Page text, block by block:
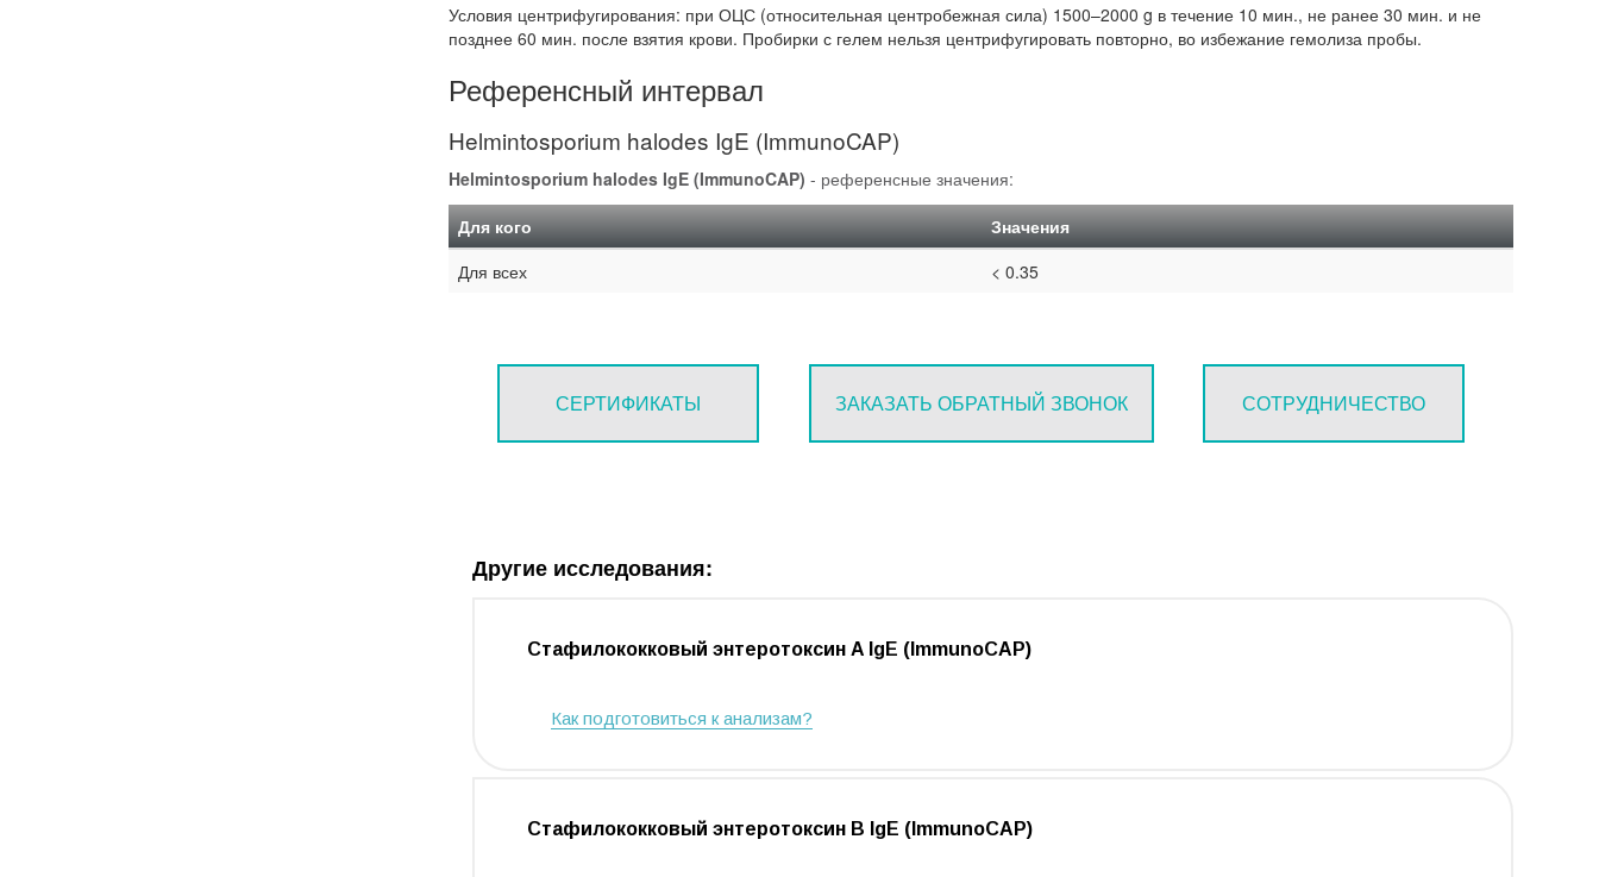
Условия центрифугирования: при ОЦС (относительная центробежная сила) 1500–2000 g в течение 10 мин., не ранее 30 мин. и не
позднее 60 мин. после взятия крови. Пробирки с гелем нельзя центрифугировать повторно, во избежание гемолиза пробы.
Референсный интервал
Helmintosporium halodes IgE (ImmunoCAP)
Helmintosporium halodes IgE (ImmunoCAP) - референсные значения:
Для кого
Значения
Для всех
< 0.35
СЕРТИФИКАТЫ ЗАКАЗАТЬ ОБРАТНЫЙ ЗВОНОК СОТРУДНИЧЕСТВО
Другие исследования:
Стафилококковый энтеротоксин A IgE (ImmunoCAP)
Как подготовиться к анализам?
Стафилококковый энтеротоксин B IgE (ImmunoCAP)